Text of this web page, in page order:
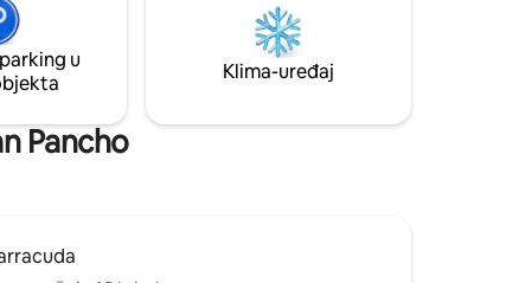
vama.
prirode. Uživat ćete u lokalnim i ukusnim
gastronomskim doživljajima, surfanju,
biciklizmu i mnogim drugim aktivnostima!
u
Klima-uređaj
Pancho